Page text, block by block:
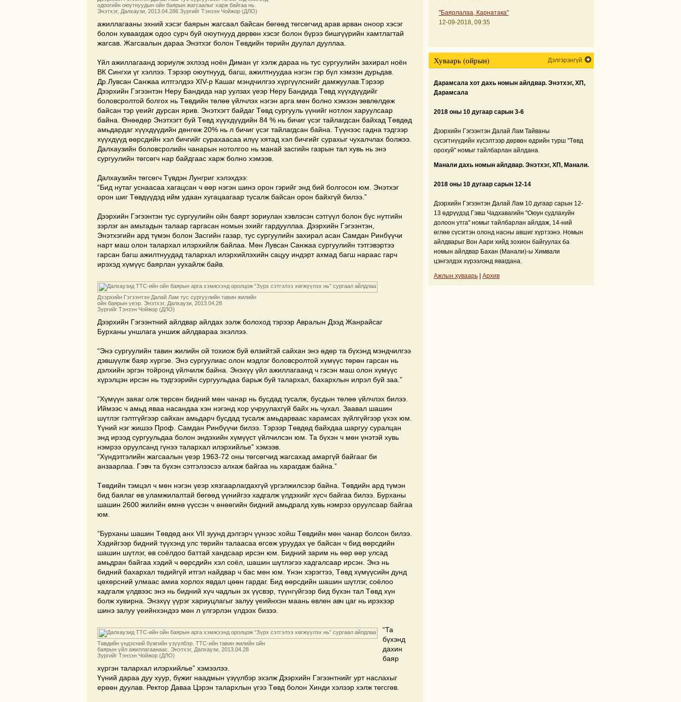
одоогийн оюутнуудын ойн баярын жагсаалыг харж байгаа нь.
Энэтхэг, Далхаузи, 2013.04.286 Зургийг Тэнзэн Чойжор (ДЛО)
ажиллагааны эхний хэсэг баярын жагсаал байсан бөгөөд төгсөгчид арав арван оноор хэсэг
болон хуваагдаж одоо сурч буй оюутнууд дөрвөн хэсэг болон бүрээ бишгүүрийн хамтлагтай
жагсав. Жагсаалын дараа Энэтхэг болон Төвдийн төрийн дуулал дууллаа.
Үйл ажиллагаанд зориулж эхлээд ноён Диман үг хэлж дараа нь тус сургуулийн захирал ноён
ВК Сингхи үг хэллээ. Тэрээр оюутнууд, багш, ажилтнуудаа нэгэн гэр бүл хэмээн дурьдав.
Др.Лувсан Санжаа илтгэлдээ XIV-р Кашаг мэндчилгээ хүргүүлснийг дамжуулав.Тэрээр
Дээрхийн Гэгээнтэн Неру Бандида нар уулзах үеэр Неру Бандида Төвд хүүхдүүдийг
боловсролтой болгох нь Төвдийн төлөө үйлчлэх нэгэн арга мөн болно хэмээн зөвлөлдөж
байсан тэр үеийг дурсан ярив. Энэтхэгт байдаг Төвд сургууль үүнийг нотлон харуулсаар
байна. Өнөөдөр Энэтхэгт буй Төвд хүүхдүүдийн 84 % нь бичиг үсэг тайлагдсан байхад Төвдөд
амьдардаг хүүхдүүдийн дөнгөж 20% нь л бичиг үсэг тайлагдсан байна. Түүнээс гадна тэдгээр
хүүхдүүд өөрсдийн хэл бичгийг сурахаасаа илүү хятад хэл бичгийг сурахыг чухалчлах болжээ.
Далхаузийн боловсролийн чанарын нотолгоо нь манай засгийн газрын тал хувь нь энэ
сургуулийн төгсөгч нар байдгаас харж болно хэмээв.
Далхаузийн төгсөгч Түвдэн Лунгриг хэлэхдээ:
“Бид нутаг уснаасаа хагацсан ч өөр нэгэн шинэ орон гэрийг энд бий болгосон юм. Энэтхэг
орон шиг Төвдүүдэд ийм удаан хугацаагаар тусалж байсан орон байхгүй билээ.”
Дээрхийн Гэгээнтэн тус сургуулийн ойн баярт зориулан хэвлэсэн сэтгүүл болон бүс нутгийн
зэрлэг ан амьтадын талаар гаргасан номын эхийг гардууллаа. Дээрхийн Гэгээнтэн,
Энэтхэгийн ард түмэн болон Засгийн газар, тус сургуулийн захирал асан Самдан Ринбүүчи
нарт маш олон талархал илэрхийлж байлаа. Мөн Лувсан Санжаа сургуулийн тэтгэвэртээ
гарсан багш ажилтнуудад талархал илэрхийлэхийн сацуу индэрт ахмад багш нараас гарч
ирэхэд хүмүүс баярлан уухайлж байв.
Дээрхийн Гэгээнтэн Далай Лам тус сургуулийн тавин жилийн
ойн баярын үеэр. Энэтхэг, Далхаузи, 2013.04.28
Зургийг Тэнзэн Чойжор (ДЛО)
Дээрхийн Гэгээнтний айлдвар айлдах ээлж болоход тэрээр Авралын Дээд Жанрайсаг
Бурханы уншлага уншиж айлдвараа эхэллээ.
“Энэ сургуулийн тавин жилийн ой тохиож буй өлзийтэй сайхан энэ өдөр та бүхэнд мэндчилгээ
дэвшүүлж баяр хүргэе. Энэ сургуулиас олон мэдлэг боловсролтой хүмүүс төрөн гарсан нь
дэлхийн эргэн тойронд үйлчилж байна. Энэхүү үйл ажиллагаанд ч гэсэн маш олон хүмүүс
хүрэлцэн ирсэн нь тэдгээрийн сургуульдаа барьж буй талархал, бахархлын илрэл буй заа.”
“Хүмүүн заяаг олж төрсөн бидний мөн чанар нь бусдад тусалж, бусдын төлөө үйлчлэх билээ.
Иймээс ч амьд яваа насандаа хэн нэгэнд хор учруулахгүй байх нь чухал. Заавал шашин
шүтлэг гэлтгүйгээр сайхан амьдарч бусдад тусалж амьдарваас харамсах зүйлгүйгээр үхэх юм.
Үүний нэг жишээ Проф. Самдан Ринбүүчи билээ. Тэрээр Төвдөд байхдаа шаргуу суралцан
энд ирээд сургуульдаа болон эндэхийн хүмүүст үйлчилсэн юм. Та бүхэн ч мөн үнэтэй хувь
нэмрээ оруулсанд гүнээ талархал илэрхийлье” хэмээв.
“Хүндэтгэлийн жагсаалын үеэр 1963-72 оны төгсөгчид жагсахад амаргүй байгааг би
анзаарлаа. Гэвч та бүхэн сэтгэлээсээ алхаж байгаа нь харагдаж байна.”
Төвдийн тэмцэл ч мөн нэгэн үеэр хязгаарлагдахгүй үргэлжилсээр байна. Төвдийн ард түмэн
бид баялаг өв уламжилалтай бөгөөд үүнийгээ хадгалж үлдэхийг хүсч байгаа билээ. Бурханы
шашин 2600 жилийн өмнө үүссэн ч өнөөгийн бидний амьдралд хувь нэмрээ оруулсаар байгаа
юм.
“Бурханы шашин Төвдөд анх VII зуунд дэлгэрч үүнээс хойш Төвдийн мөн чанар болсон билээ.
Хэдийгээр бидний түүхэнд улс төрийн талаасаа өгсөж уруудах үе байсан ч бид өөрсдийн
шашин шүтлэг, өв соёлдоо баттай хандсаар ирсэн юм. Бидний зарим нь өөр өөр улсад
амьдран байгаа хэдий ч өөрсдийн хэл соёл, шашин шүтлэгээ хадгалсаар ирсэн. Энэ нь
бидний бахархал төдийгүй итгэл найдвар ч бас мөн юм. Үнэн хэрэгтээ, Төвд хүмүүсийн дунд
цөхөрсний улмаас амиа хорлох явдал цөөн гардаг. Бид өөрсдийн шашин шүтлэг, соёлоо
хадгалж үлдвээс энэ нь бидний хүч чадлын эх үүсвэр, түүнгүйгээр бид бүхэн тал Төвд хүн
болж хувирна. Энэхүү үүрэг хариуцлагыг залуу үеийнхэн маань өвлөн авч цаг нь ирэхээр
шинэ залуу үеийнхэндээ мөн л үлгэрлэн үлдээх бизээ.
Төвдийн үндэсний бүжгийн үзүүлбэр. ТТС-ийн тавин жилийн ойн
баярын үйл ажиллагаанаас. Энэтхэг, Далхаузи, 2013.04.28
Зургийг Тэнзэн Чойжор (ДЛО)
“Та
бүхэнд
дахин
баяр
хүргэн талархал илэрхийлье” хэмээлээ.
Үүний дараа дуу хуур, бүжиг наадмын үзүүлбэр эхэлж Дээрхийн Гэгээнтнийг урт наслахыг
ерөөн дуулав. Ректор Даваа Цэрэн талархлын үгээ Төвд болон Хинди хэлээр хэлж төгсгөв.
"Баярлалаа, Карнатака"
12-09-2018, 09:35
Хуваарь (ойрын) Дэлгэрэнгүй
Дарамсала хот дахь номын айлдвар. Энэтхэг, ХП,
Дарамсала
2018 оны 10 дугаар сарын 3-6
Дээрхийн Гэгээнтэн Далай Лам Тайваны
сүсэгтнүүдийн хүсэлтээр дөрвөн өдрийн турш "Төвд
орохуй" номыг тайлбарлан айлдана.
Манали дахь номын айлдвар. Энэтхэг, ХП, Манали.
2018 оны 10 дугаар сарын 12-14
Дээрхийн Гэгээнтэн Далай Лам 10 дугаар сарын 12-
13 өдрүүдэд Гэвш Чадхавагийн "Оюун судлахуйн
долоон утга" номыг тайлбарлан айлдаж, 14-ний
өглөө сүсэгтэн олонд насны авшиг хүртээнэ. Номын
айлдварыг Вон Аари хийд зохион байгуулах ба
номын айлдвар Бахан (Манали)-ы Химвали
цэнгэлдэх хүрээлэнд явагдана.
Ажлын хуваарь Архив